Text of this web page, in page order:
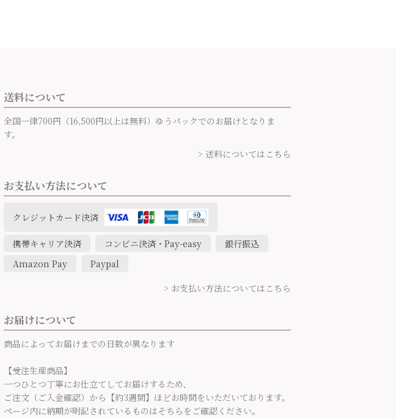
送料について
全国一律700円（16,500円以上は無料）ゆうパックでのお届けとなりま
す。
> 送料についてはこちら
お支払い方法について
クレジットカード決済
携帯キャリア決済 コンビニ決済・Pay-easy
銀行振込
Amazon Pay
Paypal
> お支払い方法についてはこちら
お届けについて
商品によってお届けまでの日数が異なります
【受注生産商品】
一つひとつ丁寧にお仕立てしてお届けするため、
ご注文（ご入金確認）から【約3週間】ほどお時間をいただいております。
ページ内に納期が明記されているものはそちらをご確認ください。